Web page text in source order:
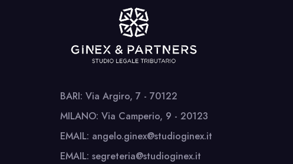
BARI: Via Argiro, 7 - 70122
MILANO: Via Camperio, 9 - 20123
EMAIL: angelo.ginex@studioginex.it
EMAIL: segreteria@studioginex.it